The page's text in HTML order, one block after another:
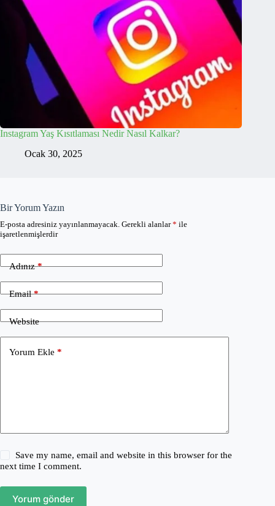
Instagram Yaş Kısıtlaması Nedir Nasıl Kalkar?
Ocak 30, 2025
Bir Yorum Yazın
E-posta adresiniz yayınlanmayacak. Gerekli alanlar* ile
işaretlenmişlerdir
Adınız*
Email*
Website
Yorum Ekle *
Save my name, email and website in this browser for the
next time I comment.
Yorum gönder